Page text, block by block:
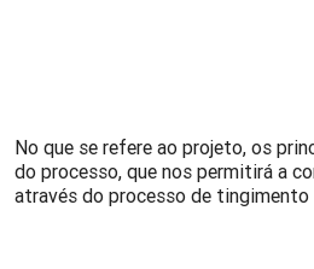
No que se refere ao projeto, os
do processo, que nos permitirá a
através do processo de tingimento